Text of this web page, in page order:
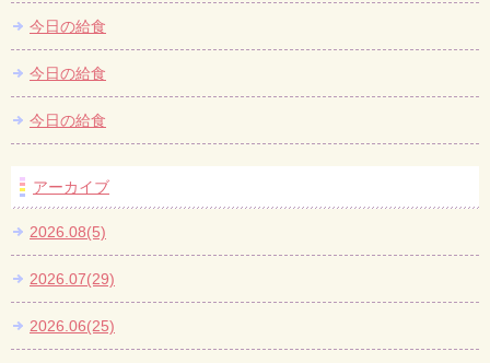
今日の給食
今日の給食
今日の給食
アーカイブ
2026.08(5)
2026.07(29)
2026.06(25)